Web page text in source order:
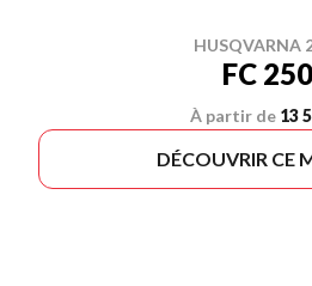
HUSQVARNA
FC 250
À partir de 13
DÉCOUVRIR CE